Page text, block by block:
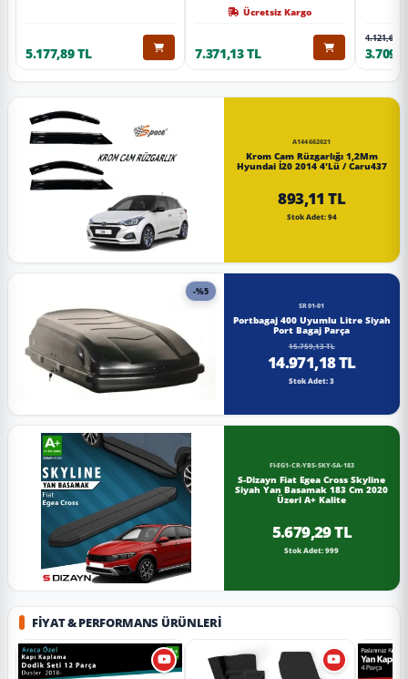
5.177,89 TL
Ücretsiz Kargo
7.371,13 TL
4.121,65 TL
A144662021
Krom Cam Rüzgarlığı 1,2Mm
Hyundai İ20 2014 4'Lü / Caru437
893,11 TL
Stok Adet: 94
-%5
SR01-01
Portbagaj 400 Uyumlu Litre Siyah
Port Bagaj Parça
15.759,13 TL
14.971,18 TL
Stok Adet: 3
FI-EG1-CR-YBS-SKY-SA-183
S-Dizayn Fiat Egea Cross Skyline
Siyah Yan Basamak 183 Cm 2020
Üzeri A+ Kalite
5.679,29 TL
Stok Adet: 999
FIYAT & PERFORMANS ÜRÜNLERI